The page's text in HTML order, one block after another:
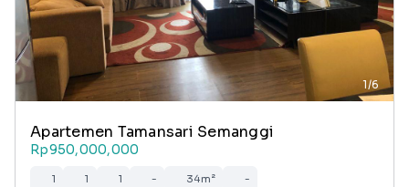
1/6
Apartemen Tamansari Semanggi
Rp950,000,000
1 1 1 - 34m² -